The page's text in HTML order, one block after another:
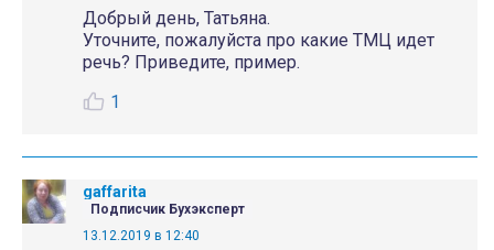
Добрый день, Татьяна.
Уточните, пожалуйста про какие ТМЦ идет
речь? Приведите, пример.
1
gaffarita
Подписчик Бухэксперт
13.12.2019 в 12:40